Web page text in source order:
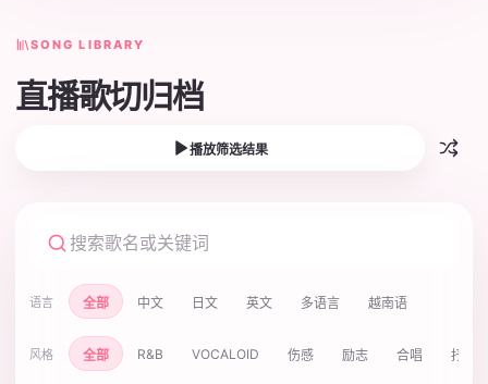
SONG LIBRARY
直播歌切归档
播放筛选结果
语言 全部 中文 日文 英文 多语言 越南语
风格 全部 R&B VOCALOID 伤感 励志 合唱 抒情